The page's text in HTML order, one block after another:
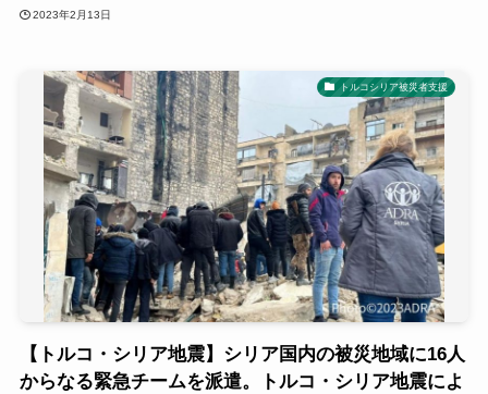
2023年2月13日
トルコシリア被災者支援
【トルコ・シリア地震】シリア国内の被災地域に16人
からなる緊急チームを派遣。トルコ・シリア地震によ